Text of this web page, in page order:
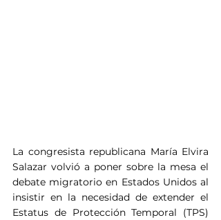
La congresista republicana María Elvira
Salazar volvió a poner sobre la mesa el
debate migratorio en Estados Unidos al
insistir en la necesidad de extender el
Estatus de Protección Temporal (TPS)